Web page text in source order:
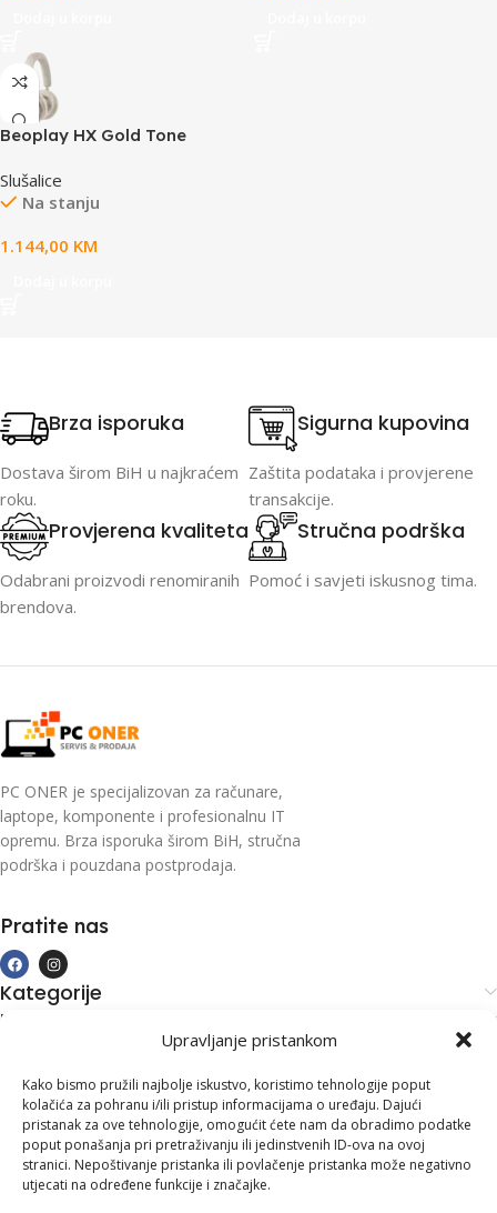
Upravljanje pristankom
Kako bismo pružili najbolje iskustvo, koristimo tehnologije poput
kolačića za pohranu i/ili pristup informacijama o uređaju. Dajući
pristanak za ove tehnologije, omogućit ćete nam da obradimo podatke
poput ponašanja pri pretraživanju ili jedinstvenih ID-ova na ovoj
stranici. Nepoštivanje pristanka ili povlačenje pristanka može negativno
utjecati na određene funkcije i značajke.
Beoplay HX Gold Tone
Slušalice
Na stanju
1.144,00 KM
Brza isporuka
Dostava širom BiH u najkraćem
roku.
Sigurna kupovina
Zaštita podataka i provjerene
transakcije.
Provjerena kvaliteta
Odabrani proizvodi renomiranih
brendova.
Stručna podrška
Pomoć i savjeti iskusnog tima.
PC ONER je specijalizovan za računare,
laptope, komponente i profesionalnu IT
opremu. Brza isporuka širom BiH, stručna
podrška i pouzdana postprodaja.
Pratite nas
Kategorije
Kupovina i podrška
Kontakt informacije
Branilaca Bosne, 75 300 Lukavac
+387 35 555 999
info@pconer.ba